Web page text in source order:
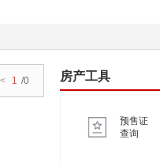
< 1 /0 房产工具
预售证
查询